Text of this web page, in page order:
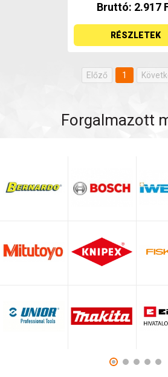
Bruttó: 2.917
RÉSZLETEK
Előző 1
Forgalmazott